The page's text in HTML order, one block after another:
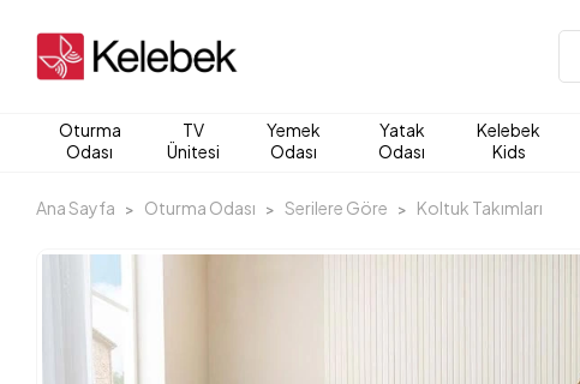
Oturma
Odası
TV
Ünitesi
Yemek
Odası
Yatak
Odası
Kelebek
Kids
Ana Sayfa Oturma Odası Serilere Göre Koltuk Takımları